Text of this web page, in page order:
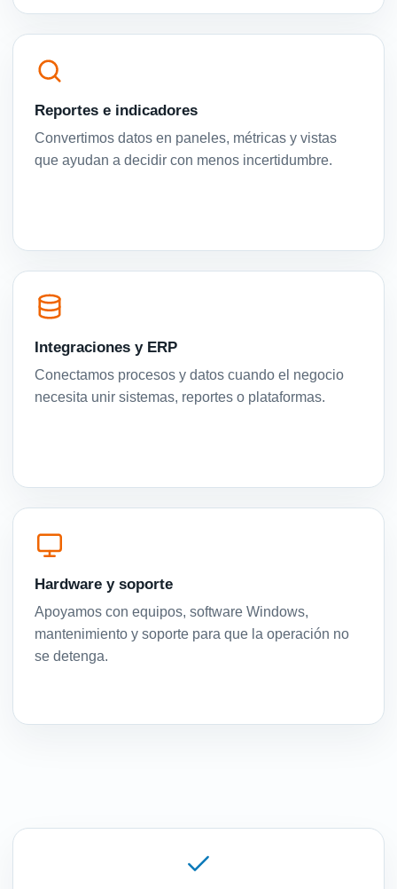
Reportes e indicadores
Convertimos datos en paneles, métricas y vistas
que ayudan a decidir con menos incertidumbre.
Integraciones y ERP
Conectamos procesos y datos cuando el negocio
necesita unir sistemas, reportes o plataformas.
Hardware y soporte
Apoyamos con equipos, software Windows,
mantenimiento y soporte para que la operación no
se detenga.